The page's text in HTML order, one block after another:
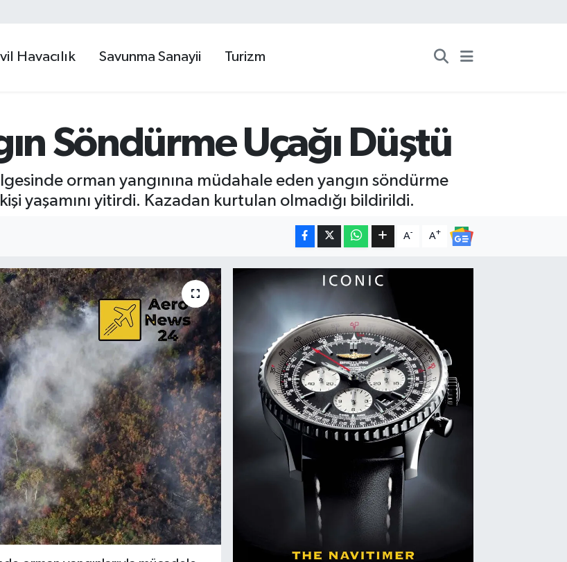
Havacılık Savunma Sanayii Turizm
Söndürme Uçağı Düştü
orman yangınına müdahale eden yangın söndürme
yaşamını yitirdi. Kazadan kurtulan olmadığı bildirildi.
A- A+